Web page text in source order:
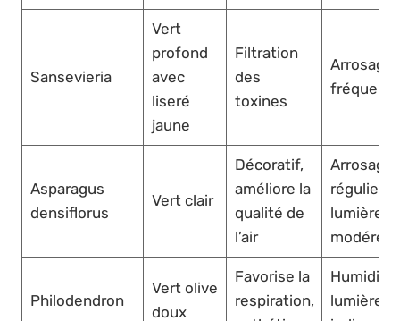
Sansevieria
Vert
profond
avec
liseré
jaune
Filtration
des
toxines
Arrosage
fréquent
Asparagus
densiflorus
Vert clair
Décoratif,
améliore la
qualité de
l’air
Arrosage
régulier,
lumière
modérée
Philodendron
Vert olive
doux
Favorise la
respiration,
Humidité
lumière